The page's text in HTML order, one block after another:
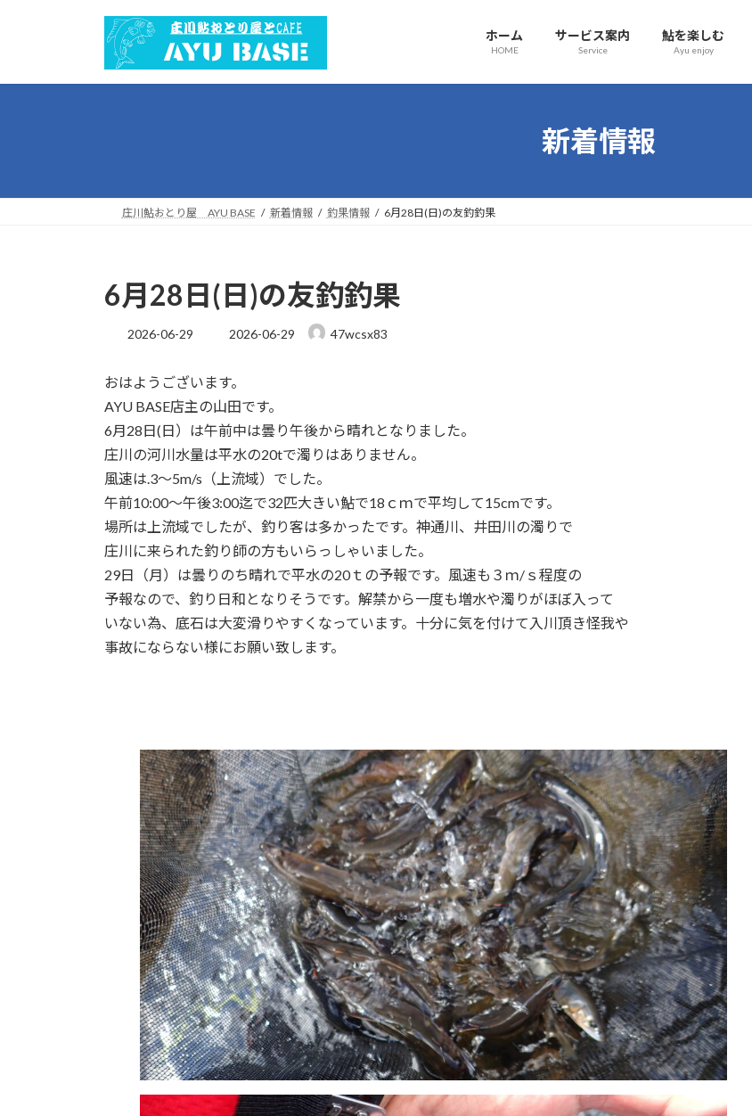
プ
動
ホーム
HOME
サービス案内
Service
鮎を楽しむ
Ayu enjoy
新着情報
庄川鮎おとり屋 AYU BASE 新着情報 釣果情報 6月28日(日)の友釣釣果
6月28日(日)の友釣釣果
2026-06-29
最
新
日
:
2026-06-29 47wcsx83
おはようございます。
AYU BASE店主の山田です。
6月28日(日）は午前中は曇り午後から晴れとなりました。
庄川の河川水量は平水の20tで濁りはありません。
風速は.3～5m/s（上流域）でした。
午前10:00～午後3:00迄で32匹大きい鮎で18ｃｍで平均して15cmです。
場所は上流域でしたが、釣り客は多かったです。神通川、井田川の濁りで
庄川に来られた釣り師の方もいらっしゃいました。
29日（月）は曇りのち晴れで平水の20ｔの予報です。風速も３ｍ/ｓ程度の
予報なので、釣り日和となりそうです。解禁から一度も増水や濁りがほぼ入って
いない為、底石は大変滑りやすくなっています。十分に気を付けて入川頂き怪我や
事故にならない様にお願い致します。